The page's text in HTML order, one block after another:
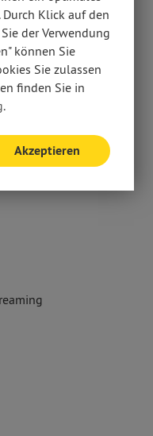
Klick auf den
der Verwendung
können Sie
Sie zulassen
finden Sie in
.
Akzeptieren